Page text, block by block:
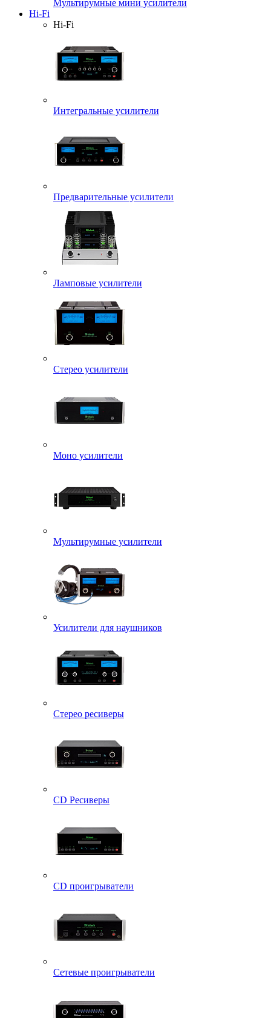
Мультирумные мини усилители
Hi-Fi
Hi-Fi
Интегральные усилители
Предварительные усилители
Ламповые усилители
Стерео усилители
Моно усилители
Мультирумные усилители
Усилители для наушников
Стерео ресиверы
CD Ресиверы
CD проигрыватели
Сетевые проигрыватели